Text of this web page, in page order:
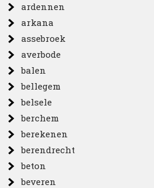
ardennen
arkana
assebroek
averbode
balen
bellegem
belsele
berchem
berekenen
berendrecht
beton
beveren